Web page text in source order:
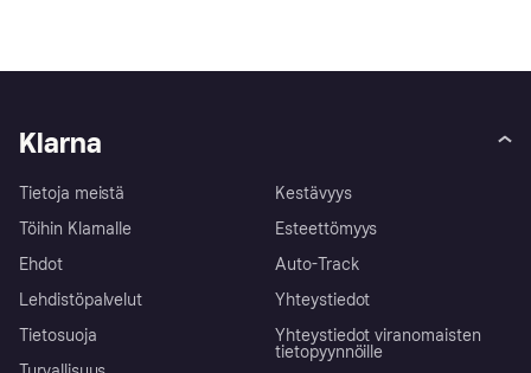
Klarna
Tietoja meistä
Töihin Klarnalle
Ehdot
Lehdistöpalvelut
Tietosuoja
Kestävyys
Esteettömyys
Auto-Track
Yhteystiedot
Yhteystiedot viranomaisten
tietopyynnöille